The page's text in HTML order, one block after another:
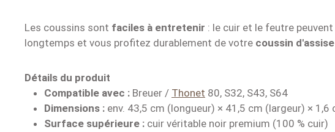
Les coussins sont faciles à entretenir : le cuir et le feutre
longtemps et vous profitez durablement de votre coussin
Détails du produit
Compatible avec : Breuer / Thonet 80, S32, S43, S64
Dimensions : env. 43,5 cm (longueur) × 41,5 cm (largeur) × 1,6
Surface supérieure : cuir véritable noir premium (100 % cuir)